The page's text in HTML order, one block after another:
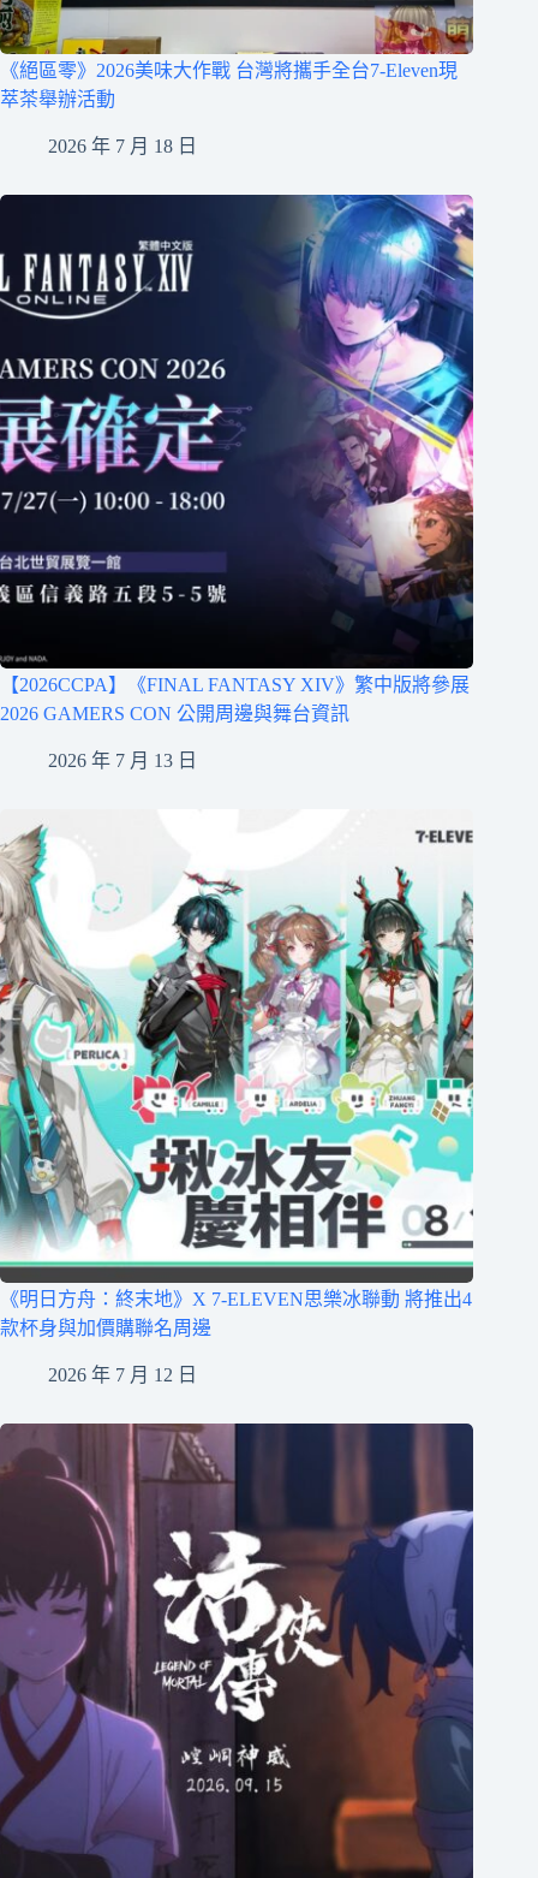
《絕區零》2026美味大作戰 台灣將攜手全台7-Eleven現
萃茶舉辦活動
2026 年 7 月 18 日
【2026CCPA】《FINAL FANTASY XIV》繁中版將參展
2026 GAMERS CON 公開周邊與舞台資訊
2026 年 7 月 13 日
《明日方舟：終末地》X 7-ELEVEN思樂冰聯動 將推出4
款杯身與加價購聯名周邊
2026 年 7 月 12 日